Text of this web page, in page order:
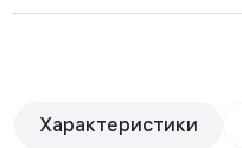
Характеристики